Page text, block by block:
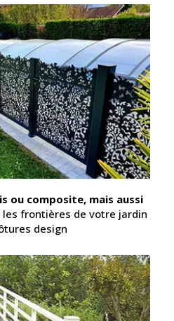
ou composite, mais aussi
les frontières de votre jardin
design